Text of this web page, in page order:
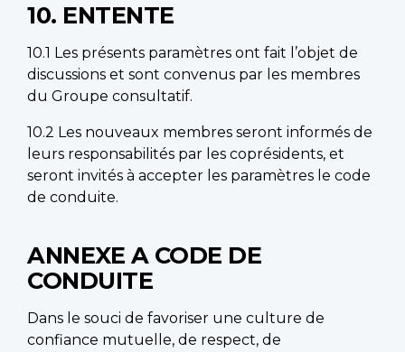
10. ENTENTE
10.1 Les présents paramètres ont fait l’objet de
discussions et sont convenus par les membres
du Groupe consultatif.
10.2 Les nouveaux membres seront informés de
leurs responsabilités par les coprésidents, et
seront invités à accepter les paramètres le code
de conduite.
ANNEXE A CODE DE
CONDUITE
Dans le souci de favoriser une culture de
confiance mutuelle, de respect, de